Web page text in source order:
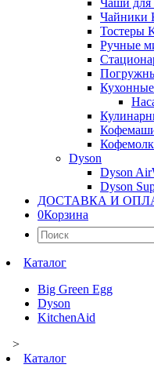
Чайники
Тостеры
Ручные
Dyson
Dyson
Dyson
ДОСТАВКА И
0Корзина
Найти:
Каталог
Big Green Egg
Dyson
KitchenAid
>
Каталог